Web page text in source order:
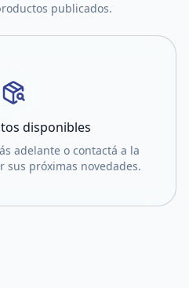
publicados.
disponibles
adelante o contactá a la
sus próximas novedades.